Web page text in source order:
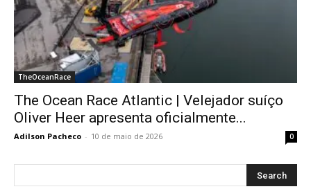
TheOceanRace
The Ocean Race Atlantic | Velejador suíço
Oliver Heer apresenta oficialmente...
Adilson Pacheco - 10 de maio de 2026 0